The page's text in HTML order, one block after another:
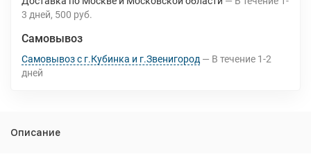
3 дней 500 руб.
Самовывоз
Самовывоз с г.Кубинка и г.Звенигород В течение 1-2
дней
Описание